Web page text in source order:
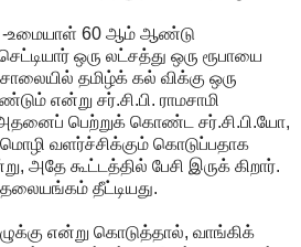
-உமையாள் 60 ஆம் ஆண்டு
ஒரு லட்சத்து ஒரு ரூபாயை
தமிழ்க் கல் விக்கு ஒரு
என்று சர்.சி.பி. ராமசாமி
பெற்றுக் கொண்ட சர்.சி.பி.யோ,
வளர்ச்சிக்கும் கொடுப்பதாக
அதே கூட்டத்தில் பேசி இருக் கிறார்.
தலையங்கம் தீட்டியது.
என்று கொடுத்தால், வாங்கிக்